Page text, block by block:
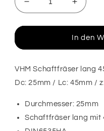
Verringere
die
Menge
VHM
lang
45°
D=
25mm
Erhöhe
die
Menge
für
VHM
lang
45°
D=
25mm
In den
VHM Schaftfräser lang
Dc: 25mm / Lc: 45mm /
Durchmesser: 25mm
Schaftfräser lang mit